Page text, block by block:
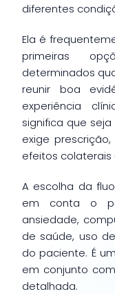
diferentes
Ela é
primeiras
determinados
reunir boa
experiência
significa que
exige
efeitos
A escolha da
em conta o
ansiedade,
de saúde, uso
do paciente. É
em conjunto
detalhada.